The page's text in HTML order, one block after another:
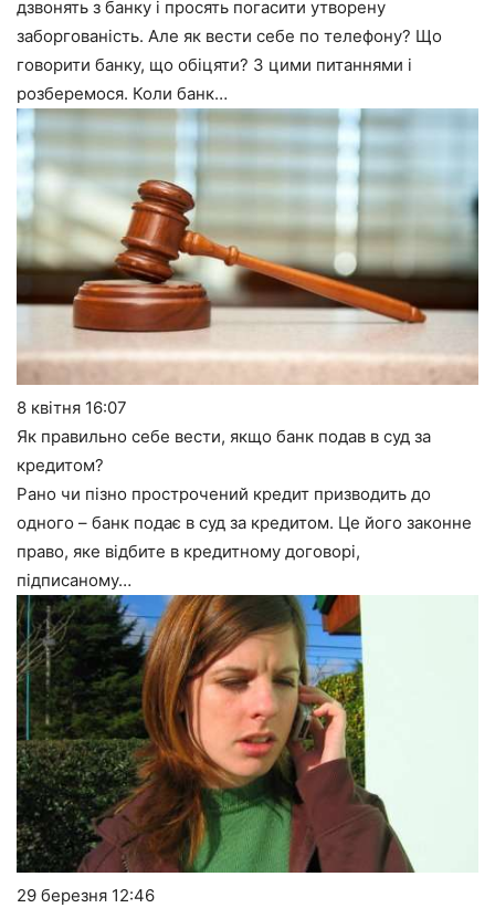
дзвонять з банку і просять погасити утворену
заборгованість. Але як вести себе по телефону? Що
говорити банку, що обіцяти? З цими питаннями і
розберемося. Коли банк…
8 квітня 16:07
Як правильно себе вести, якщо банк подав в суд за
кредитом?
Рано чи пізно прострочений кредит призводить до
одного – банк подає в суд за кредитом. Це його законне
право, яке відбите в кредитному договорі,
підписаному…
29 березня 12:46